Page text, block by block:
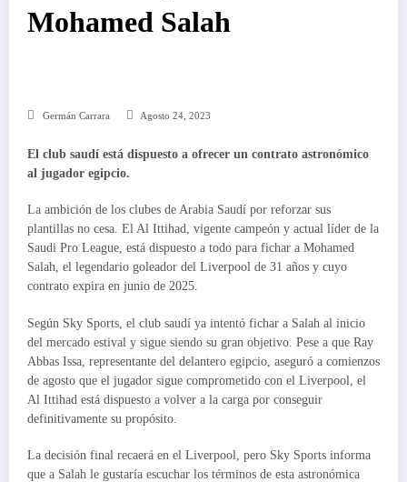
Mohamed Salah
Germán Carrara Agosto 24, 2023
El club saudí está dispuesto a ofrecer un contrato astronómico
al jugador egipcio.
La ambición de los clubes de Arabia Saudí por reforzar sus
plantillas no cesa. El Al Ittihad, vigente campeón y actual líder de la
Saudi Pro League, está dispuesto a todo para fichar a Mohamed
Salah, el legendario goleador del Liverpool de 31 años y cuyo
contrato expira en junio de 2025.
Según Sky Sports, el club saudí ya intentó fichar a Salah al inicio
del mercado estival y sigue siendo su gran objetivo. Pese a que Ray
Abbas Issa, representante del delantero egipcio, aseguró a comienzos
de agosto que el jugador sigue comprometido con el Liverpool, el
Al Ittihad está dispuesto a volver a la carga por conseguir
definitivamente su propósito.
La decisión final recaerá en el Liverpool, pero Sky Sports informa
que a Salah le gustaría escuchar los términos de esta astronómica